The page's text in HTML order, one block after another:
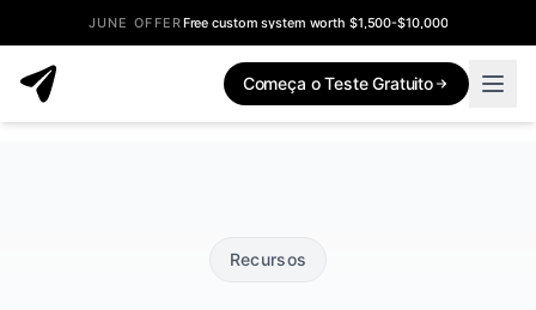
JUNE OFFERFree custom system worth $1,500-$10,000
Começa o Teste Gratuito
Recursos